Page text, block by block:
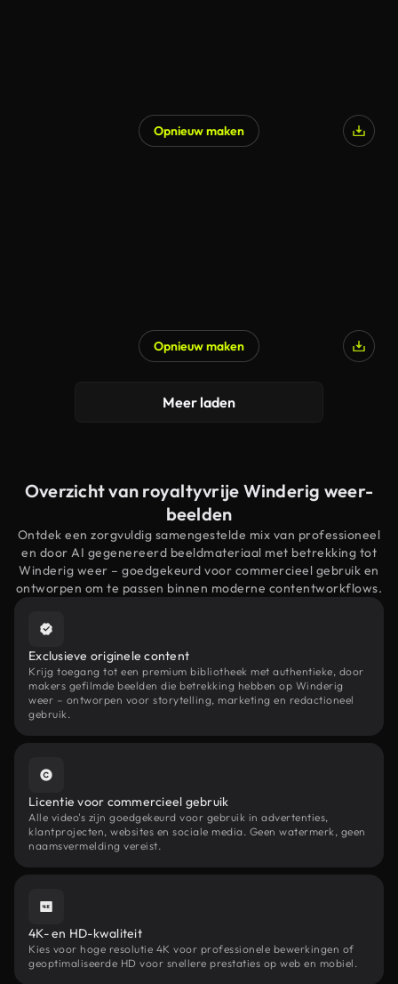
Opnieuw maken
Opnieuw maken
Meer laden
Overzicht van royaltyvrije Winderig weer-
beelden
Ontdek een zorgvuldig samengestelde mix van professioneel
en door AI gegenereerd beeldmateriaal met betrekking tot
Winderig weer – goedgekeurd voor commercieel gebruik en
ontworpen om te passen binnen moderne contentworkflows.
Exclusieve originele content
Krijg toegang tot een premium bibliotheek met authentieke, door
makers gefilmde beelden die betrekking hebben op Winderig
weer – ontworpen voor storytelling, marketing en redactioneel
gebruik.
Licentie voor commercieel gebruik
Alle video's zijn goedgekeurd voor gebruik in advertenties,
klantprojecten, websites en sociale media. Geen watermerk, geen
naamsvermelding vereist.
4K- en HD-kwaliteit
Kies voor hoge resolutie 4K voor professionele bewerkingen of
geoptimaliseerde HD voor snellere prestaties op web en mobiel.